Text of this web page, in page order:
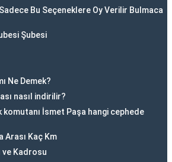
Bu Seçeneklere Oy Verilir Bulmaca
Şubesi
Ne Demek?
nasıl indirilir?
komutanı İsmet Paşa hangi cephede
Arası Kaç Km
ve Kadrosu